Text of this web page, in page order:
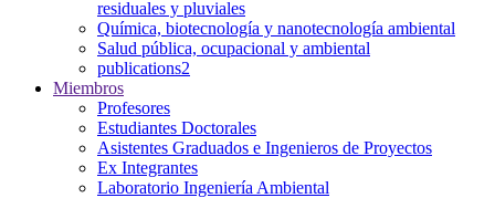
residuales y pluviales
Química, biotecnología y nanotecnología ambiental
Salud pública, ocupacional y ambiental
publications2
Miembros
Profesores
Estudiantes Doctorales
Asistentes Graduados e Ingenieros de Proyectos
Ex Integrantes
Laboratorio Ingeniería Ambiental